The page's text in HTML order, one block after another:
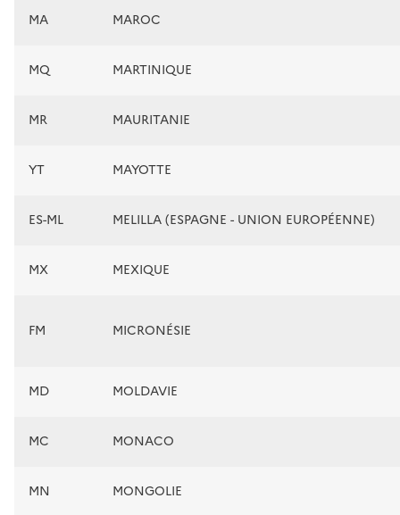
MA MAROC
MQ MARTINIQUE
MR MAURITANIE
YT MAYOTTE
ES-ML MELILLA (ESPAGNE - UNION EUROPÉENNE)
MX MEXIQUE
FM MICRONÉSIE
MD MOLDAVIE
MC MONACO
MN MONGOLIE